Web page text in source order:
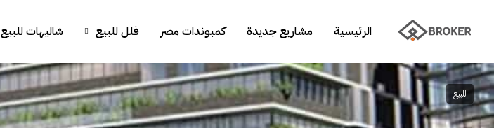
الرئيسية مشاريع جديدة كمبوندات مصر فلل للبيع شاليهات للبيع
للبيع